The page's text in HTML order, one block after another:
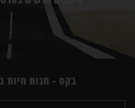
בקס - חנות חיות